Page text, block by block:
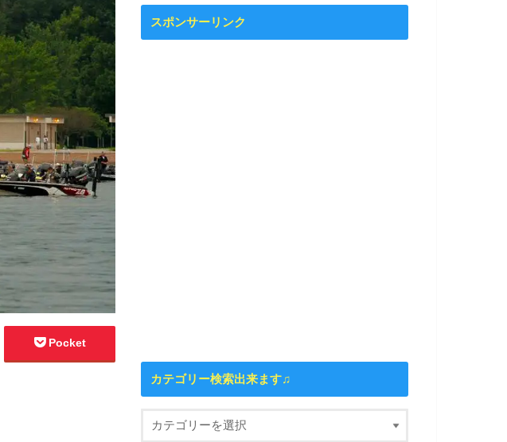
Pocket
スポンサーリンク
カテゴリー検索出来ます♫